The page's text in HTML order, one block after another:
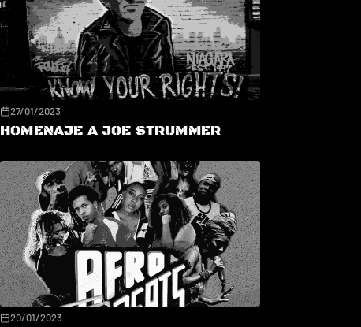
27/01/2023
HOMENAJE A JOE STRUMMER
20/01/2023